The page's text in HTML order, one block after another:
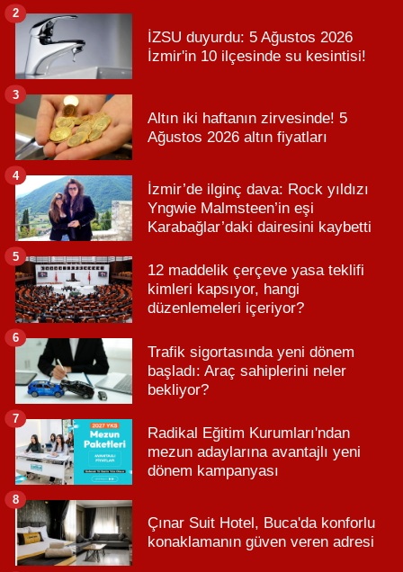
İZSU duyurdu: 5 Ağustos 2026
İzmir'in 10 ilçesinde su kesintisi!
2
Altın iki haftanın zirvesinde! 5
Ağustos 2026 altın fiyatları
3
İzmir’de ilginç dava: Rock yıldızı
Yngwie Malmsteen’in eşi
Karabağlar’daki dairesini kaybetti
4
12 maddelik çerçeve yasa teklifi
kimleri kapsıyor, hangi
düzenlemeleri içeriyor?
5
Trafik sigortasında yeni dönem
başladı: Araç sahiplerini neler
bekliyor?
6
Radikal Eğitim Kurumları'ndan
mezun adaylarına avantajlı yeni
dönem kampanyası
7
Çınar Suit Hotel, Buca'da konforlu
konaklamanın güven veren adresi
8